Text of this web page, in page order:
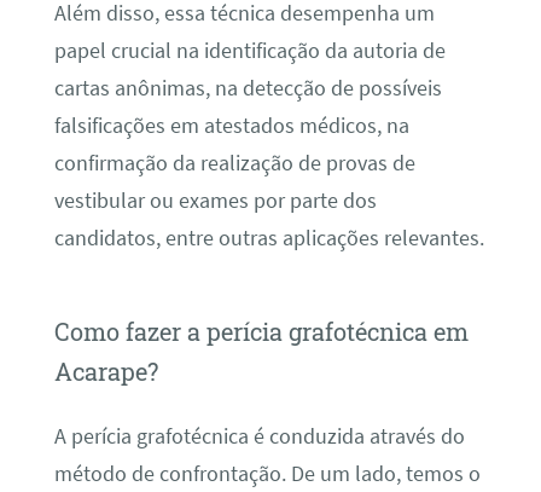
Além disso, essa técnica desempenha um
papel crucial na identificação da autoria de
cartas anônimas, na detecção de possíveis
falsificações em atestados médicos, na
confirmação da realização de provas de
vestibular ou exames por parte dos
candidatos, entre outras aplicações relevantes.
Como fazer a perícia grafotécnica em
Acarape?
A perícia grafotécnica é conduzida através do
método de confrontação. De um lado, temos o